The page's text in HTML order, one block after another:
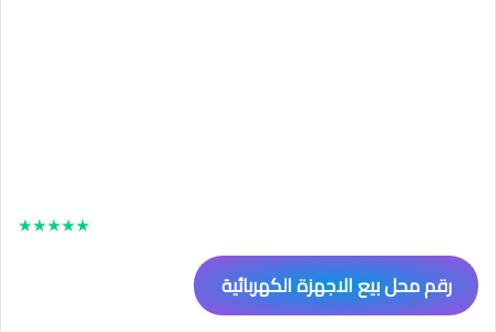
★
★
★
★
★
رقم محل بيع الاجهزة الكهربائية